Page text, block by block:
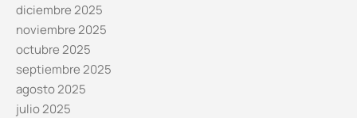
diciembre 2025
noviembre 2025
octubre 2025
septiembre 2025
agosto 2025
julio 2025